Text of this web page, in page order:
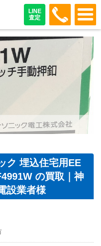
LINE
査定
048-
ク 埋込住宅用EE
の買取｜神
設業者様